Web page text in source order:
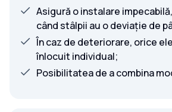
Asigură o instalare
când stâlpii au o deviație de
În caz de deteriorare, orice
înlocuit individual;
Posibilitatea de a combina